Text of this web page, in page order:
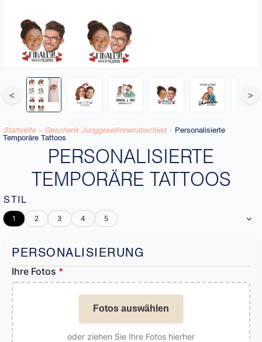
< >
Startseite » Geschenk Junggesellinnenabschied » Personalisierte
Temporäre Tattoos
PERSONALISIERTE
TEMPORÄRE TATTOOS
STIL
1 2 3 4 5
PERSONALISIERUNG
Ihre Fotos *
Fotos auswählen
oder ziehen Sie Ihre Fotos hierher